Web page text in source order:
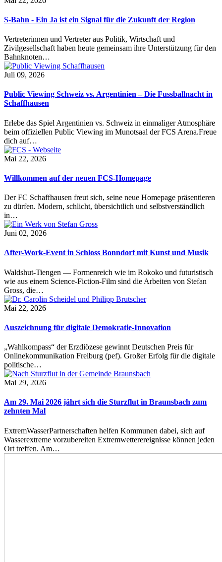
S-Bahn - Ein Ja ist ein Signal für die Zukunft der Region
Vertreterinnen und Vertreter aus Politik, Wirtschaft und
Zivilgesellschaft haben heute gemeinsam ihre Unterstützung für den
Bahnknoten…
Juli 09, 2026
Public Viewing Schweiz vs. Argentinien – Die Fussballnacht in
Schaffhausen
Erlebe das Spiel Argentinien vs. Schweiz in einmaliger Atmosphäre
beim offiziellen Public Viewing im Munotsaal der FCS Arena.Freue
dich auf…
Mai 22, 2026
Willkommen auf der neuen FCS-Homepage
Der FC Schaffhausen freut sich, seine neue Homepage präsentieren
zu dürfen. Modern, schlicht, übersichtlich und selbstverständlich
in…
Juni 02, 2026
After-Work-Event in Schloss Bonndorf mit Kunst und Musik
Waldshut-Tiengen — Formenreich wie im Rokoko und futuristisch
wie aus einem Science-Fiction-Film sind die Arbeiten von Stefan
Gross, die…
Mai 22, 2026
Auszeichnung für digitale Demokratie-Innovation
„Wahlkompass“ der Erzdiözese gewinnt Deutschen Preis für
Onlinekommunikation Freiburg (pef). Großer Erfolg für die digitale
politische…
Mai 29, 2026
Am 29. Mai 2026 jährt sich die Sturzflut in Braunsbach zum
zehnten Mal
ExtremWasserPartnerschaften helfen Kommunen dabei, sich auf
Wasserextreme vorzubereiten Extremwetterereignisse können jeden
Ort treffen. Am…